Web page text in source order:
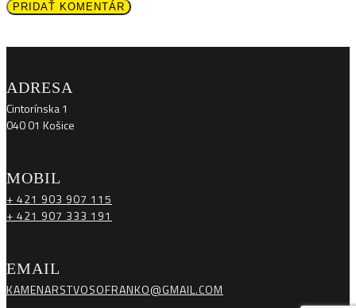
PRIDAŤ KOMENTÁR
ADRESA
Cintorínska 1
040 01 Košice
MOBIL
+ 421 903 907 115
+ 421 907 333 191
EMAIL
KAMENARSTVOSOFRANKO@GMAIL.COM